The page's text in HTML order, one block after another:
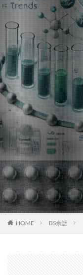
HOME BS余話